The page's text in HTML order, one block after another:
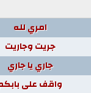
امري لله
جريت وجاريت
جاري يا جاري
واقف على